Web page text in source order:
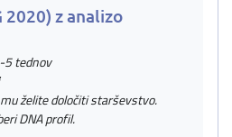
z analizo
5 tednov
želite določiti starševstvo.
DNA profil.